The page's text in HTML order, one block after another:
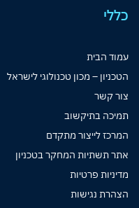
כללי
עמוד הבית
הטכניון – מכון טכנולוגי לישראל
צור קשר
תמיכה בתיקשוב
המרכז לייצור מתקדם
אתר תשתיות המחקר בטכניון
מדיניות פרטיות
הצהרת נגישות